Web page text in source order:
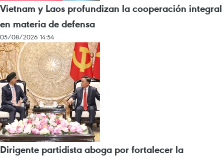
Vietnam y Laos profundizan la cooperación integral
en materia de defensa
05/08/2026 14:54
Dirigente partidista aboga por fortalecer la